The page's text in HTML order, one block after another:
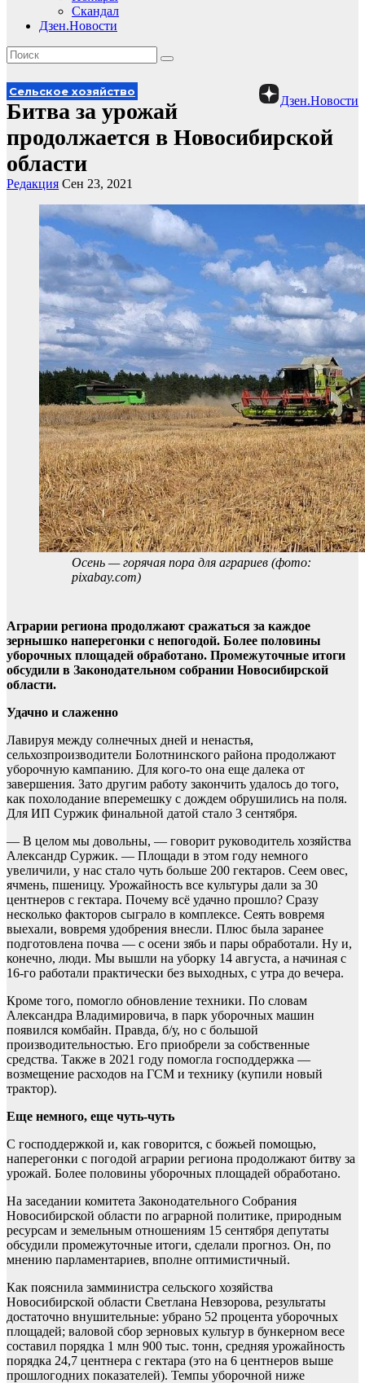
Скандал
Дзен.Новости
Дзен.Новости
Сельское хозяйство
Битва за урожай
продолжается в Новосибирской
области
Редакция Сен 23, 2021
Осень — горячая пора для аграриев (фото:
pixabay.com)
Аграрии региона продолжают сражаться за каждое
зернышко наперегонки с непогодой. Более половины
уборочных площадей обработано. Промежуточные итоги
обсудили в Законодательном собрании Новосибирской
области.
Удачно и слаженно
Лавируя между солнечных дней и ненастья,
сельхозпроизводители Болотнинского района продолжают
уборочную кампанию. Для кого-то она еще далека от
завершения. Зато другим работу закончить удалось до того,
как похолодание вперемешку с дождем обрушились на поля.
Для ИП Суржик финальной датой стало 3 сентября.
— В целом мы довольны, — говорит руководитель хозяйства
Александр Суржик. — Площади в этом году немного
увеличили, у нас стало чуть больше 200 гектаров. Сеем овес,
ячмень, пшеницу. Урожайность все культуры дали за 30
центнеров с гектара. Почему всё удачно прошло? Сразу
несколько факторов сыграло в комплексе. Сеять вовремя
выехали, вовремя удобрения внесли. Плюс была заранее
подготовлена почва — с осени зябь и пары обработали. Ну и,
конечно, люди. Мы вышли на уборку 14 августа, а начиная с
16-го работали практически без выходных, с утра до вечера.
Кроме того, помогло обновление техники. По словам
Александра Владимировича, в парк уборочных машин
появился комбайн. Правда, б/у, но с большой
производительностью. Его приобрели за собственные
средства. Также в 2021 году помогла господдержка —
возмещение расходов на ГСМ и технику (купили новый
трактор).
Еще немного, еще чуть-чуть
С господдержкой и, как говорится, с божьей помощью,
наперегонки с погодой аграрии региона продолжают битву за
урожай. Более половины уборочных площадей обработано.
На заседании комитета Законодательного Собрания
Новосибирской области по аграрной политике, природным
ресурсам и земельным отношениям 15 сентября депутаты
обсудили промежуточные итоги, сделали прогноз. Он, по
мнению парламентариев, вполне оптимистичный.
Как пояснила замминистра сельского хозяйства
Новосибирской области Светлана Невзорова, результаты
достаточно внушительные: убрано 52 процента уборочных
площадей; валовой сбор зерновых культур в бункерном весе
составил порядка 1 млн 900 тыс. тонн, средняя урожайность
порядка 24,7 центнера с гектара (это на 6 центнеров выше
прошлогодних показателей). Темпы уборочной ниже